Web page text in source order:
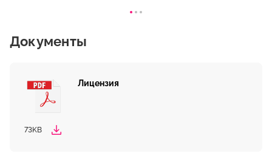
Документы
Лицензия
73KB